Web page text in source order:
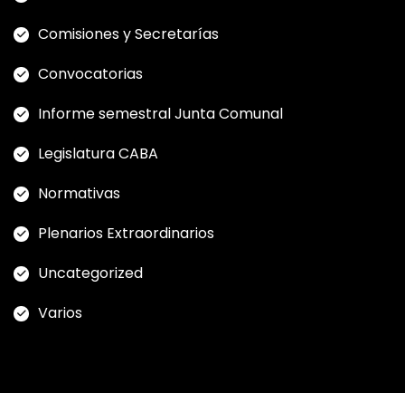
Comisiones y Secretarías
Convocatorias
Informe semestral Junta Comunal
Legislatura CABA
Normativas
Plenarios Extraordinarios
Uncategorized
Varios